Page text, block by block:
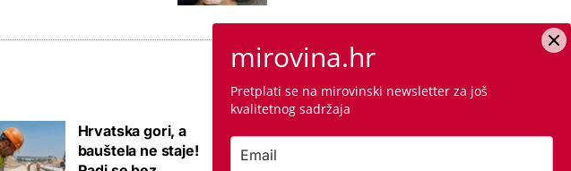
Hrvatska gori, a
bauštela ne staje!
mirovina.hr
Pretplati se na mirovinski newsletter za još
kvalitetnog sadržaja